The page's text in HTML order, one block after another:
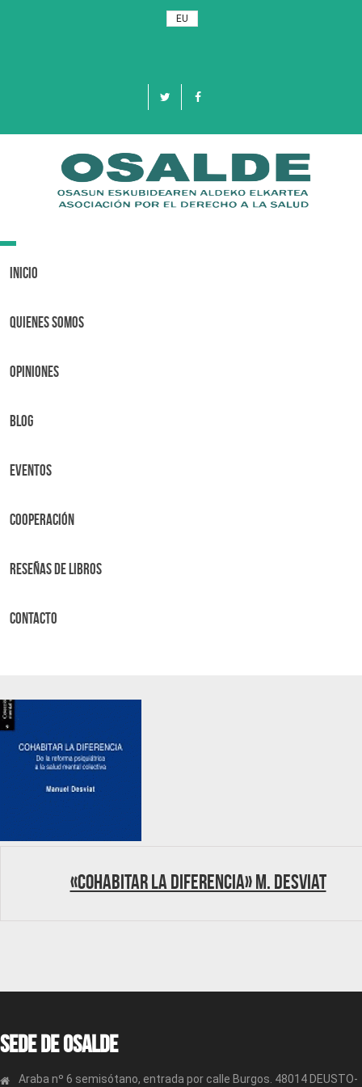
EU
Toggle
Inicio
Quienes Somos
OPINIONES
BLOG
Eventos
Cooperación
Reseñas de libros
Contacto
«Cohabitar la diferencia» M. Desviat
Sede de OSALDE
Araba nº 6 semisótano, entrada por calle Burgos. 48014 DEUSTO-